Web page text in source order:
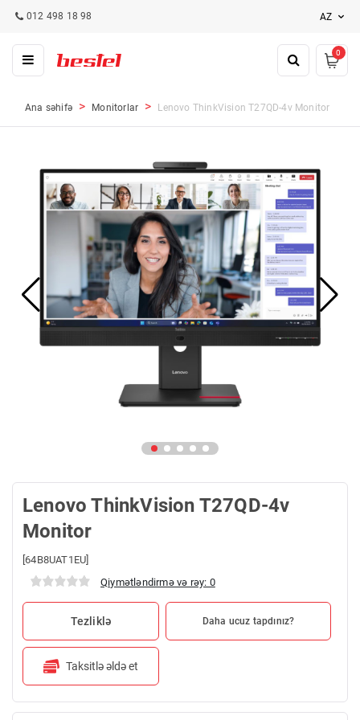
012 498 18 98 AZ
0
Ana səhifə Monitorlar Lenovo ThinkVision T27QD-4v Monitor
Lenovo ThinkVision T27QD-4v
Monitor
[64B8UAT1EU]
Qiymətləndirmə və rəy: 0
Tezliklə Daha ucuz tapdınız?
Taksitlə əldə et